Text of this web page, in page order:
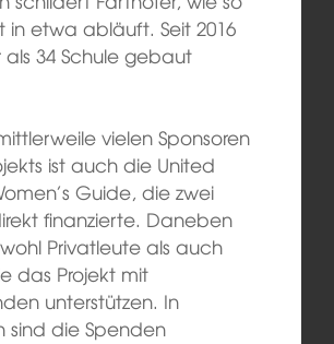
in etwa abläuft. Seit 2016
als 34 Schule gebaut
vielen Sponsoren
ist auch die United
Guide, die zwei
finanzierte. Daneben
Privatleute als auch
das Projekt mit
unterstützen. In
sind die Spenden